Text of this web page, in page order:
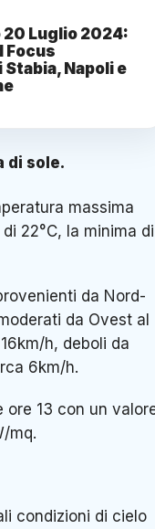
Luglio 2024:
Focus
Napoli e
di sole.
massima
22°C, la minima di
da Nord-
da Ovest al
h, deboli da
6km/h.
ore 13 con un
mq.
condizioni di cielo